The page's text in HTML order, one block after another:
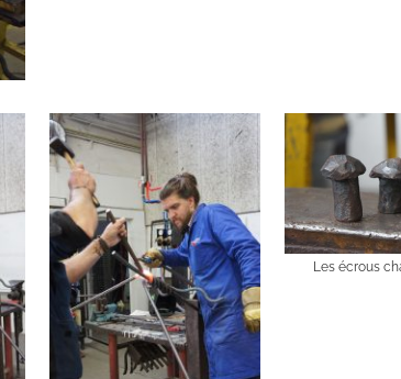
Les écrous